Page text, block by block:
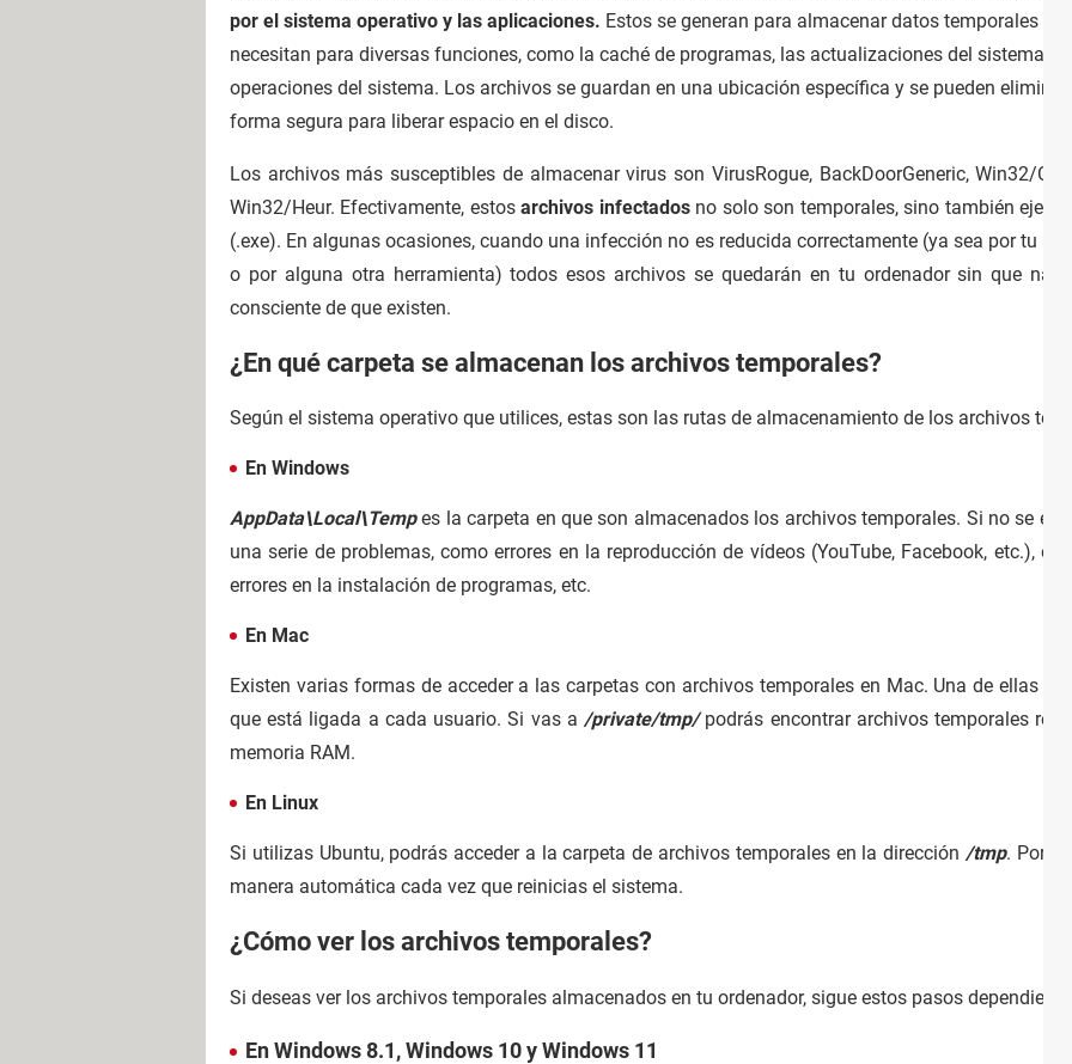
por el sistema operativo y las aplicaciones. Estos se generan para almacenar datos temporales que
necesitan para diversas funciones, como la caché de programas, las actualizaciones del sistema y
operaciones del sistema. Los archivos se guardan en una ubicación específica y se pueden eliminar
forma segura para liberar espacio en el disco.
Los archivos más susceptibles de almacenar virus son VirusRogue, BackDoorGeneric, Win32/
Win32/Heur. Efectivamente, estosarchivos infectadosno solo son temporales, sino también
(.exe). En algunas ocasiones, cuando una infección no es reducida correctamente (ya sea por tu
o por alguna otra herramienta) todos esos archivos se quedarán en tu ordenador sin que nadie
consciente de que existen.
¿En qué carpeta se almacenan los archivos temporales?
Según el sistema operativo que utilices, estas son las rutas de almacenamiento de los archivos
En Windows
AppData\Local\Tempes la carpeta en que son almacenados los archivos temporales. Si no se
una serie de problemas, como errores en la reproducción de vídeos (YouTube, Facebook, etc.),
errores en la instalación de programas, etc.
En Mac
Existen varias formas de acceder a las carpetas con archivos temporales en Mac. Una de ellas es
que está ligada a cada usuario. Si vas a/private/tmp/podrás encontrar archivos temporales
memoria RAM.
En Linux
Si utilizas Ubuntu, podrás acceder a la carpeta de archivos temporales en la dirección /tmp. Por lo
manera automática cada vez que reinicias el sistema.
¿Cómo ver los archivos temporales?
Si deseas ver los archivos temporales almacenados en tu ordenador, sigue estos pasos
En Windows 8.1, Windows 10 y Windows 11